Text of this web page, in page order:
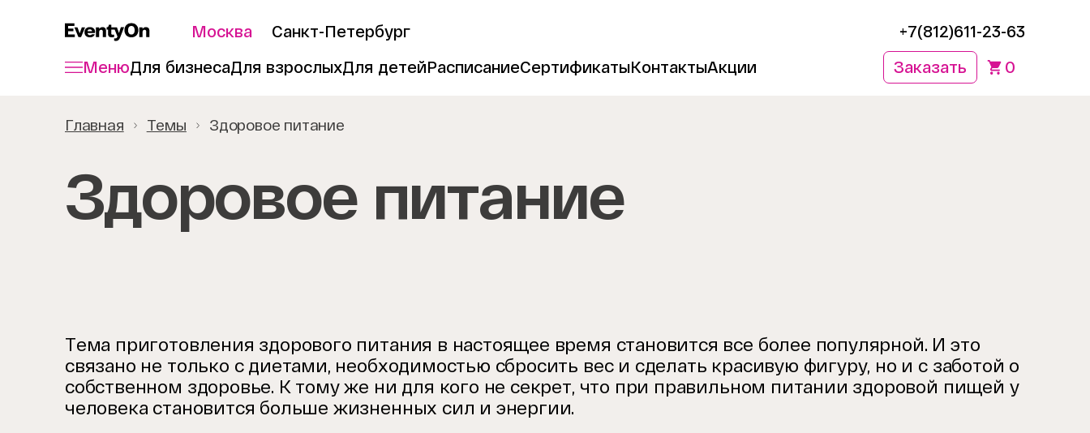
Москва Санкт-Петербург
+7(812)611-23-63
МенюДля бизнесаДля взрослыхДля детейРасписаниеСертификатыКонтактыАкции Заказать 0
Главная Темы Здоровое питание
Здоровое питание
Тема приготовления здорового питания в настоящее время становится все более популярной. И это
связано не только с диетами, необходимостью сбросить вес и сделать красивую фигуру, но и с заботой о
собственном здоровье. К тому же ни для кого не секрет, что при правильном питании здоровой пищей у
человека становится больше жизненных сил и энергии.